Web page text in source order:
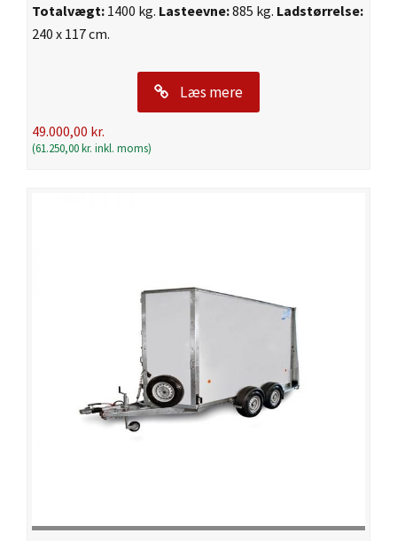
Totalvægt: 1400 kg. Lasteevne:885 kg. Ladstørrelse:
240 x 117 cm.
Læs mere
49.000,00 kr.
(61.250,00kr. inkl. moms)